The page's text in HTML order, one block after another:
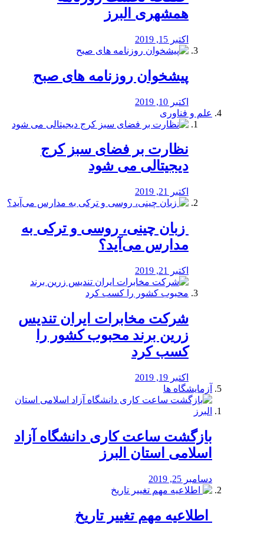
همشهری البرز
اکتبر 15, 2019
پیشخوان روزنامه های صبح
اکتبر 10, 2019
علم و فناوری
نظارت بر فضای سبز کرج
دیجیتالی می شود
اکتبر 21, 2019
️ زبان چینی، روسی و ترکی به
مدارس می‌آید؟
اکتبر 21, 2019
شرکت مخابرات ایران تندیس
زرین برند محبوب کشور را
کسب کرد
اکتبر 19, 2019
آزمایشگاه ها
بازگشت ساعت کاری دانشگاه آزاد
اسلامی استان البرز
دسامبر 25, 2019
️ اطلاعیه مهم تغییر تاریخ